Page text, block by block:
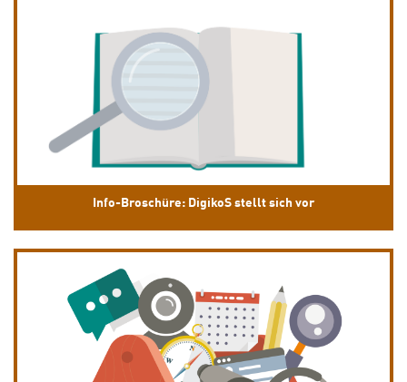
Info-Broschüre: DigikoS stellt sich vor